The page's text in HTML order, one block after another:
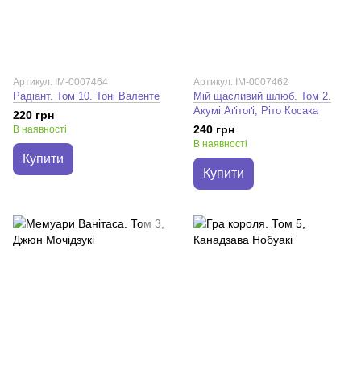
Артикул: IM-0007464
Радіант. Том 10. Тоні Валенте
220 грн
В наявності
Купити
Артикул: IM-0007462
Мій щасливий шлюб. Том 2.
Акумі Аґітоґі; Ріто Косака
240 грн
В наявності
Купити